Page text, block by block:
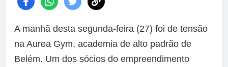
A manhã desta segunda-feira (27) foi de tensão
na Aurea Gym, academia de alto padrão de
Belém. Um dos sócios do empreendimento